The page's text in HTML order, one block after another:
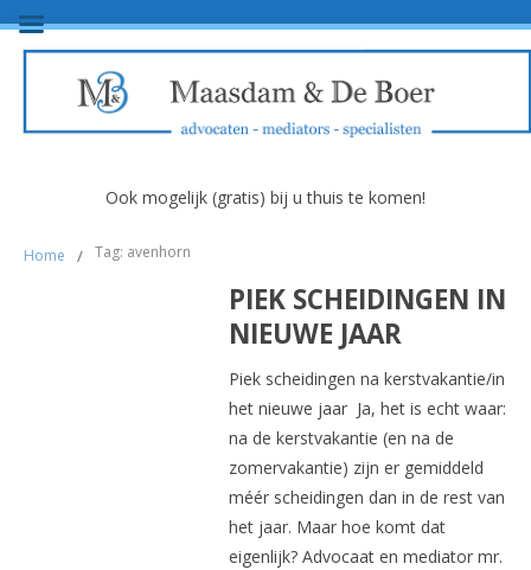
Ook mogelijk (gratis) bij u thuis te komen!
Home / Tag: avenhorn
PIEK SCHEIDINGEN IN
NIEUWE JAAR
Piek scheidingen na kerstvakantie/in
het nieuwe jaar Ja, het is echt waar:
na de kerstvakantie (en na de
zomervakantie) zijn er gemiddeld
méér scheidingen dan in de rest van
het jaar. Maar hoe komt dat
eigenlijk? Advocaat en mediator mr.